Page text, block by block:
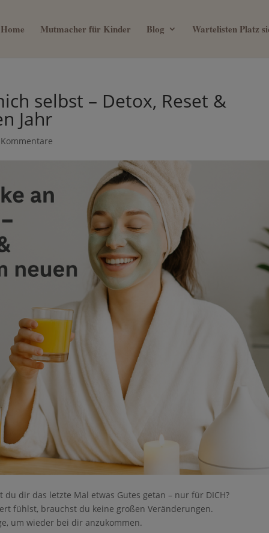
Home Mutmacher für Kinder Blog Wartelisten Platz
selbst – Detox, Reset &
Jahr
dir das letzte Mal etwas Gutes getan – nur für DICH?
fühlst, brauchst du keine großen Veränderungen.
um wieder bei dir anzukommen.
deinem Kind verbringen
nicht gespeichert werden. Bitte versuchen Sie es